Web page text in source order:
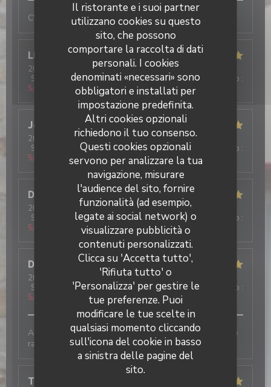
Il ristorante e i suoi partner
utilizzano cookies su questo
sito, che possono
comportare la raccolta di dati
personali. I cookies
denominati «necessari» sono
obbligatori e installati per
impostazione predefinita.
Altri cookies opzionali
richiedono il tuo consenso.
Questi cookies opzionali
servono per analizzare la tua
navigazione, misurare
l'audience del sito, fornire
funzionalità (ad esempio,
legate ai social network) o
visualizzare pubblicità o
contenuti personalizzati.
Clicca su 'Accetta tutto',
'Rifiuta tutto' o
'Personalizza' per gestire le
tue preferenze. Puoi
modificare le tue scelte in
qualsiasi momento cliccando
sull'icona del cookie in basso
a sinistra delle pagine del
sito.
C'était parfait, comme d'habitude
LE GRAET G
2026-07-29
- 19:00 - Ospiti 6
Servizio
/5 Atmosfera: 5/5 Cucina:5/5 Qualità / Prezzo :
5/5
Jeremy
2026-07-31 - 13:00 - Ospiti 5
Servizio
Atmosfera: 5/5 Cucina:5/5 Qualità / Prezzo :
5/5
Dominique L
2026-07-30
- 21:00 - Ospiti 5
Servizio
/5 Atmosfera:5/5 Cucina:5/5 Qualità / Prezzo :
5/5
Deschanel
S
2026-07-29
- 18:30 - Ospiti 4
Servizio
/5 Atmosfera:5/5 Cucina:5/5 Qualità / Prezzo :
5/5
Accueil chaleureux, grand choix de Galettes et service
rapide. On reviendra 😉
Therese